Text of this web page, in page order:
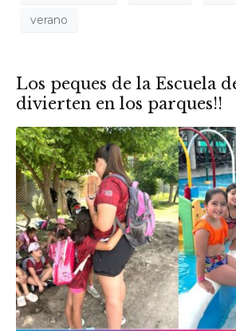
verano
Los peques de la Escuela
divierten en los parques!!